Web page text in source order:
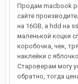
Продам macbook
сайте
на 16GB, а hdd на
маленькой коцки
коробочка, чек,
наклейки с
Староверам могу
обратно, тогда